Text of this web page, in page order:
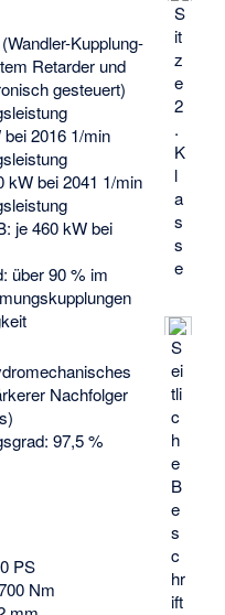
S
it
z
e
2
.
K
l
a
s
s
e
S
ei
tli
c
h
e
B
e
s
c
hr
ift
Kupplung-
Retarder und
gesteuert)
2016 1/min
kW bei 2041 1/min
je 460 kW bei
über 90 % im
Nachfolger
97,5 %
PS
Nm